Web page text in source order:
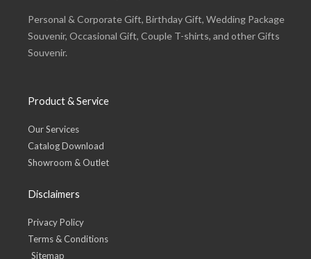
Personal & Corporate Gift, Birthday Gift, Wedding Package
Souvenir, Occasional Gift, Couple T-shirts, and other Gifts
Souvenir.
Product & Service
Our Services
Catalog Download
Showroom & Outlet
Disclaimers
Privacy Policy
Terms & Conditions
Sitemap